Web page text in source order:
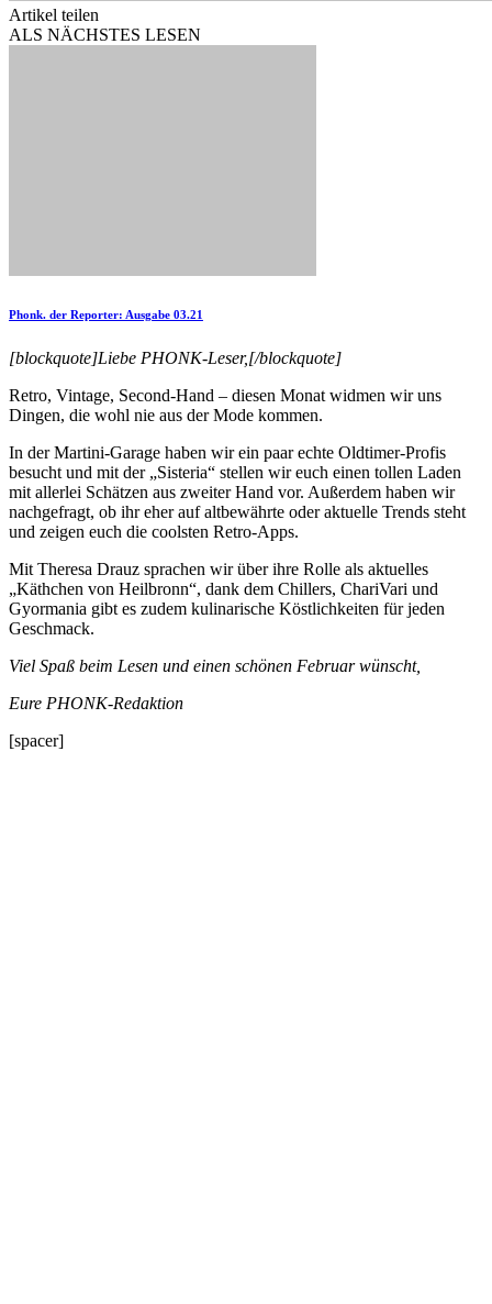
Artikel teilen
ALS NÄCHSTES LESEN
Phonk. der Reporter: Ausgabe 03.21
[blockquote]Liebe PHONK-Leser,[/blockquote]
Retro, Vintage, Second-Hand – diesen Monat widmen wir uns
Dingen, die wohl nie aus der Mode kommen.
In der Martini-Garage haben wir ein paar echte Oldtimer-Profis
besucht und mit der „Sisteria“ stellen wir euch einen tollen Laden
mit allerlei Schätzen aus zweiter Hand vor. Außerdem haben wir
nachgefragt, ob ihr eher auf altbewährte oder aktuelle Trends steht
und zeigen euch die coolsten Retro-Apps.
Mit Theresa Drauz sprachen wir über ihre Rolle als aktuelles
„Käthchen von Heilbronn“, dank dem Chillers, ChariVari und
Gyormania gibt es zudem kulinarische Köstlichkeiten für jeden
Geschmack.
Viel Spaß beim Lesen und einen schönen Februar wünscht,
Eure PHONK-Redaktion
[spacer]